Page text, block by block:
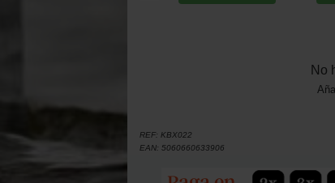
No
REF: KBX022
EAN: 5060660633906